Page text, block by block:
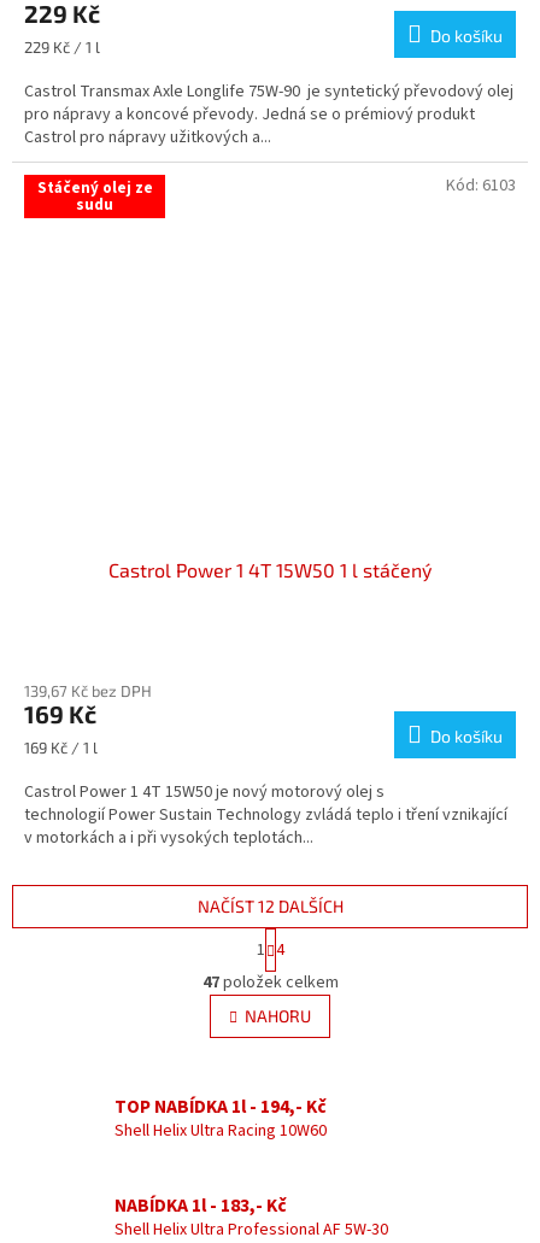
je
5,0
5
hvězdiček.
229 Kč
Měrná
229 Kč / 1 l
Do košíku
Castrol Transmax Axle Longlife 75W-90 je syntetický převodový olej
pro nápravy a koncové převody. Jedná se o prémiový produkt
Castrol pro nápravy užitkových a...
Stáčený olej ze
sudu
Castrol Power 1 4T 15W50 1 l stáčený
produktu
je
5,0
5
hvězdiček.
139,67 Kč bez DPH
169 Kč
Měrná
169 Kč / 1 l
Do košíku
Castrol Power 1 4T 15W50 je nový motorový olej s
technologií Power Sustain Technology zvládá teplo i tření vznikající
v motorkách a i při vysokých teplotách...
Kód: 6103
O
v
l
á
c
í
v
k
NAČÍST 12 DALŠÍCH
S
t
r
á
n
k
á
n
í
1 4
47položek celkem
NAHORU
TOP NABÍDKA 1l - 194,- Kč
Shell Helix Ultra Racing 10W60
NABÍDKA 1l - 183,- Kč
Shell Helix Ultra Professional AF 5W-30